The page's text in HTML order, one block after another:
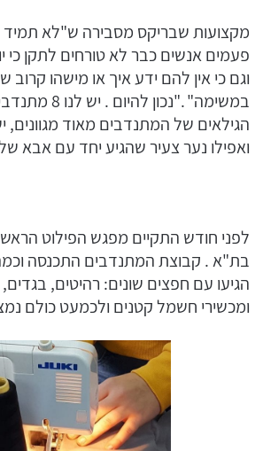
מקצועות שבריקס מסבירה ש"לא תמיד
פעמים אנשים כבר לא טורחים לתקן כי
וגם כי אין להם ידע איך או מישהו קרוב
במשימה"
הגילאים של המתנדבים מאוד מגוונים,
ואפילו נער צעיר שהגיע יחד עם אבא
לפני חודש התקיים מפגש הפילוט
בת"א . קבוצת המתנדבים התכנסה
הגיעו עם חפצים שונים: רהיטים,
ומכשירי חשמל קטנים ולכמעט כולם